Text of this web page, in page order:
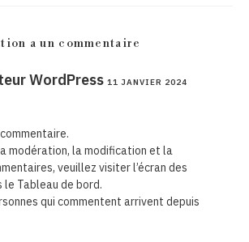
a un commentaire
WordPress 11 JANVIER 2024
modération, la modification et la
veuillez visiter l’écran des
le Tableau de bord.
qui commentent arrivent depuis